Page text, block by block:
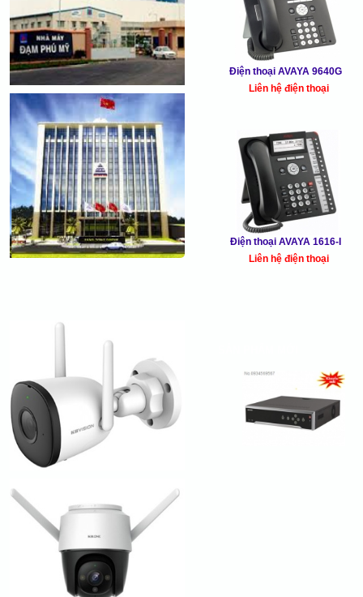
Điện thoại AVAYA 9640G
Liên hệ điện thoại
Điện thoại AVAYA 1616-I
Liên hệ điện thoại